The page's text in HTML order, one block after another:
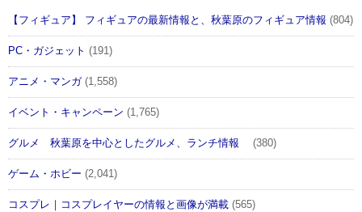
【フィギュア】 フィギュアの最新情報と、秋葉原のフィギュア情報 (804)
PC・ガジェット (191)
アニメ・マンガ(1,558)
イベント・キャンペーン (1,765)
グルメ 秋葉原を中心としたグルメ、ランチ情報 (380)
ゲーム・ホビー (2,041)
コスプレ｜コスプレイヤーの情報と画像が満載 (565)